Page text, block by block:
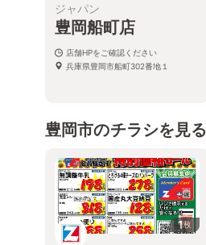
ジャパン
豊岡船町店
店舗HPをご確認ください
兵庫県豊岡市船町302番地１
豊岡市のチラシを見る
1枚